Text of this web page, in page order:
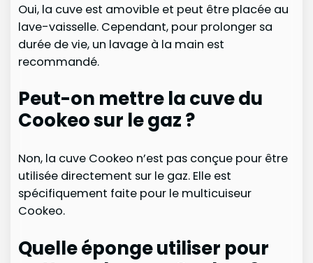
Oui, la cuve est amovible et peut être placée au
lave-vaisselle. Cependant, pour prolonger sa
durée de vie, un lavage à la main est
recommandé.
Peut-on mettre la cuve du
Cookeo sur le gaz ?
Non, la cuve Cookeo n’est pas conçue pour être
utilisée directement sur le gaz. Elle est
spécifiquement faite pour le multicuiseur
Cookeo.
Quelle éponge utiliser pour